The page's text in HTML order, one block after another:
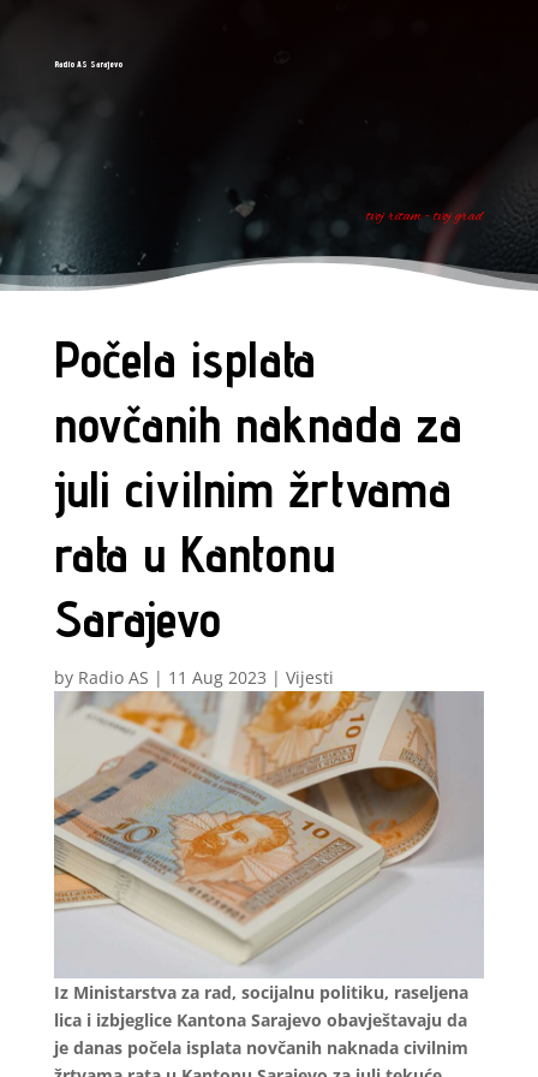
Radio AS Sarajevo
tvoj ritam - tvoj grad
Počela isplata
novčanih naknada za
juli civilnim žrtvama
rata u Kantonu
Sarajevo
by Radio AS | 11 Aug 2023 | Vijesti
Iz Ministarstva za rad, socijalnu politiku, raseljena
lica i izbjeglice Kantona Sarajevo obavještavaju da
je danas počela isplata novčanih naknada civilnim